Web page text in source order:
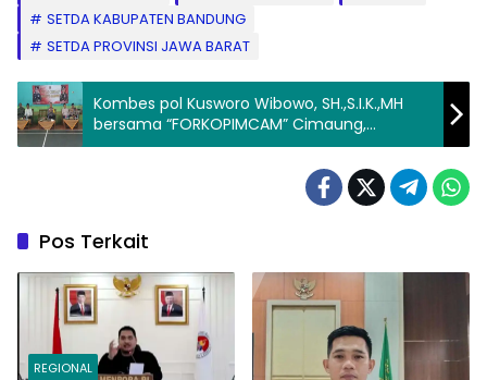
SETDA KABUPATEN BANDUNG
SETDA PROVINSI JAWA BARAT
Kombes pol Kusworo Wibowo, SH.,S.I.K.,MH
bersama “FORKOPIMCAM” Cimaung,
Laksanakan Jum’at Curhat Jelang Pemilu
Pos Terkait
REGIONAL